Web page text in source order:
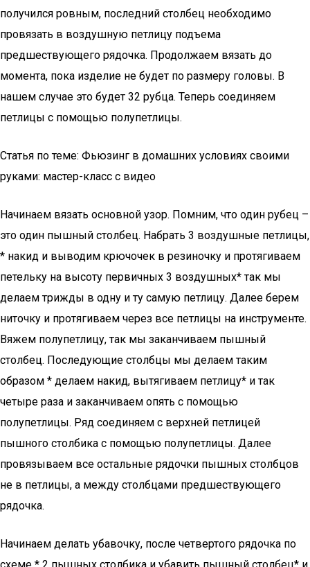
получился ровным, последний столбец необходимо
провязать в воздушную петлицу подъема
предшествующего рядочка. Продолжаем вязать до
момента, пока изделие не будет по размеру головы. В
нашем случае это будет 32 рубца. Теперь соединяем
петлицы с помощью полупетлицы.
Статья по теме: Фьюзинг в домашних условиях своими
руками: мастер-класс с видео
Начинаем вязать основной узор. Помним, что один рубец –
это один пышный столбец. Набрать 3 воздушные петлицы,
* накид и выводим крючочек в резиночку и протягиваем
петельку на высоту первичных 3 воздушных* так мы
делаем трижды в одну и ту самую петлицу. Далее берем
ниточку и протягиваем через все петлицы на инструменте.
Вяжем полупетлицу, так мы заканчиваем пышный
столбец. Последующие столбцы мы делаем таким
образом * делаем накид, вытягиваем петлицу* и так
четыре раза и заканчиваем опять с помощью
полупетлицы. Ряд соединяем с верхней петлицей
пышного столбика с помощью полупетлицы. Далее
провязываем все остальные рядочки пышных столбцов
не в петлицы, а между столбцами предшествующего
рядочка.
Начинаем делать убавочку, после четвертого рядочка по